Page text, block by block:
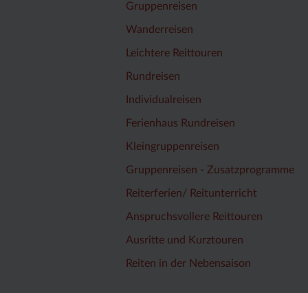
Gruppenreisen
Wanderreisen
Leichtere Reittouren
Rundreisen
Individualreisen
Ferienhaus Rundreisen
Kleingruppenreisen
Gruppenreisen - Zusatzprogramme
Reiterferien/ Reitunterricht
Anspruchsvollere Reittouren
Ausritte und Kurztouren
Reiten in der Nebensaison